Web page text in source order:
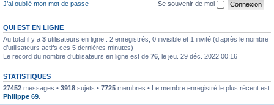
J’ai oublié mon mot de passe
Se souvenir de moi
QUI EST EN LIGNE
Au total il y a 3 utilisateurs en ligne : 2 enregistrés, 0 invisible et 1 invité (d’après le nombre
d’utilisateurs actifs ces 5 dernières minutes)
Le record du nombre d’utilisateurs en ligne est de 76 , le jeu. 29 déc. 2022 00:16
STATISTIQUES
27452 messages • 3918 sujets • 7725 membres • Le membre enregistré le plus récent est
Philippe 69